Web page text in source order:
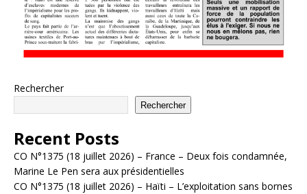
Rechercher
Rechercher
Recent Posts
CO N°1375 (18 juillet 2026) – France – Deux fois condamnée,
Marine Le Pen sera aux présidentielles
CO N°1375 (18 juillet 2026) – Haïti – L’exploitation sans bornes